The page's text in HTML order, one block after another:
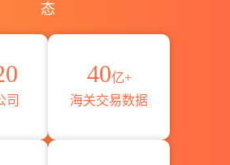
态
司
40亿+
海关交易数据